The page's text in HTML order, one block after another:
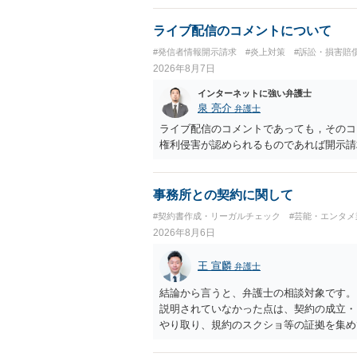
ライブ配信のコメントについて
#発信者情報開示請求 #炎上対策 #訴訟・損害賠
2026年8月7日
インターネットに強い弁護士
泉 亮介 弁護士
ライブ配信のコメントであっても，その
権利侵害が認められるものであれば開示
事務所との契約に関して
#契約書作成・リーガルチェック #芸能・エンタメ
2026年8月6日
王 宣麟 弁護士
結論から言うと、弁護士の相談対象です
説明されていなかった点は、契約の成立
やり取り、規約のスクショ等の証拠を集